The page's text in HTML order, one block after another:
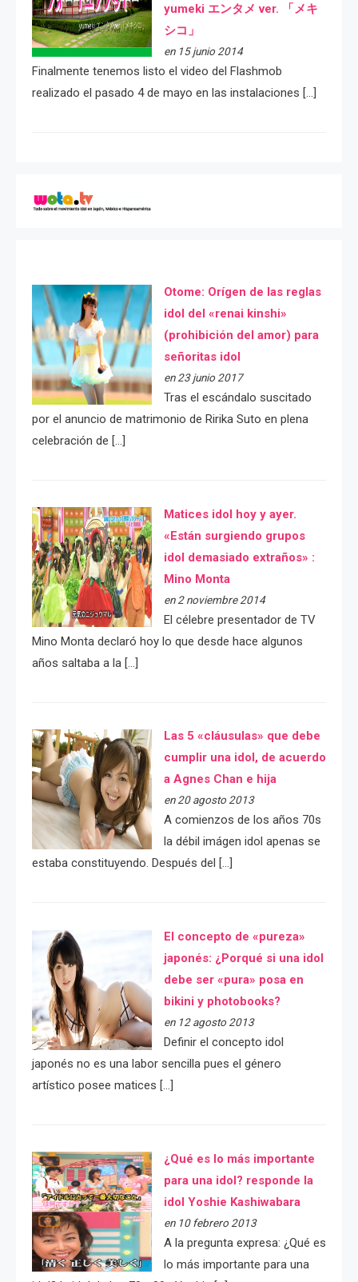
yumeki エンタメ ver. 「メキ
シコ」
en 15 junio 2014
Finalmente tenemos listo el video del Flashmob
realizado el pasado 4 de mayo en las instalaciones […]
Otome: Orígen de las reglas
idol del «renai kinshi»
(prohibición del amor) para
señoritas idol
en 23 junio 2017
Tras el escándalo suscitado
por el anuncio de matrimonio de Ririka Suto en plena
celebración de […]
Matices idol hoy y ayer.
«Están surgiendo grupos
idol demasiado extraños» :
Mino Monta
en 2 noviembre 2014
El célebre presentador de TV
Mino Monta declaró hoy lo que desde hace algunos
años saltaba a la […]
Las 5 «cláusulas» que debe
cumplir una idol, de acuerdo
a Agnes Chan e hija
en 20 agosto 2013
A comienzos de los años 70s
la débil imágen idol apenas se
estaba constituyendo. Después del […]
El concepto de «pureza»
japonés: ¿Porqué si una idol
debe ser «pura» posa en
bikini y photobooks?
en 12 agosto 2013
Definir el concepto idol
japonés no es una labor sencilla pues el género
artístico posee matices […]
¿Qué es lo más importante
para una idol? responde la
idol Yoshie Kashiwabara
en 10 febrero 2013
A la pregunta expresa: ¿Qué es
lo más importante para una